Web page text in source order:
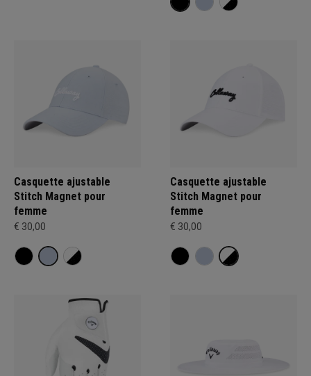
Casquette ajustable
Stitch Magnet pour
femme
€ 30,00
Casquette ajustable
Stitch Magnet pour
femme
€ 30,00